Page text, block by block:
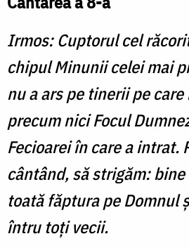
Irmos: Cuptorul cel
chipul Minunii celei mai
nu a ars pe tinerii pe
precum nici Focul
Fecioarei în care a intrat.
cântând, să strigăm:
toată făptura pe Domnul
întru toţi vecii.